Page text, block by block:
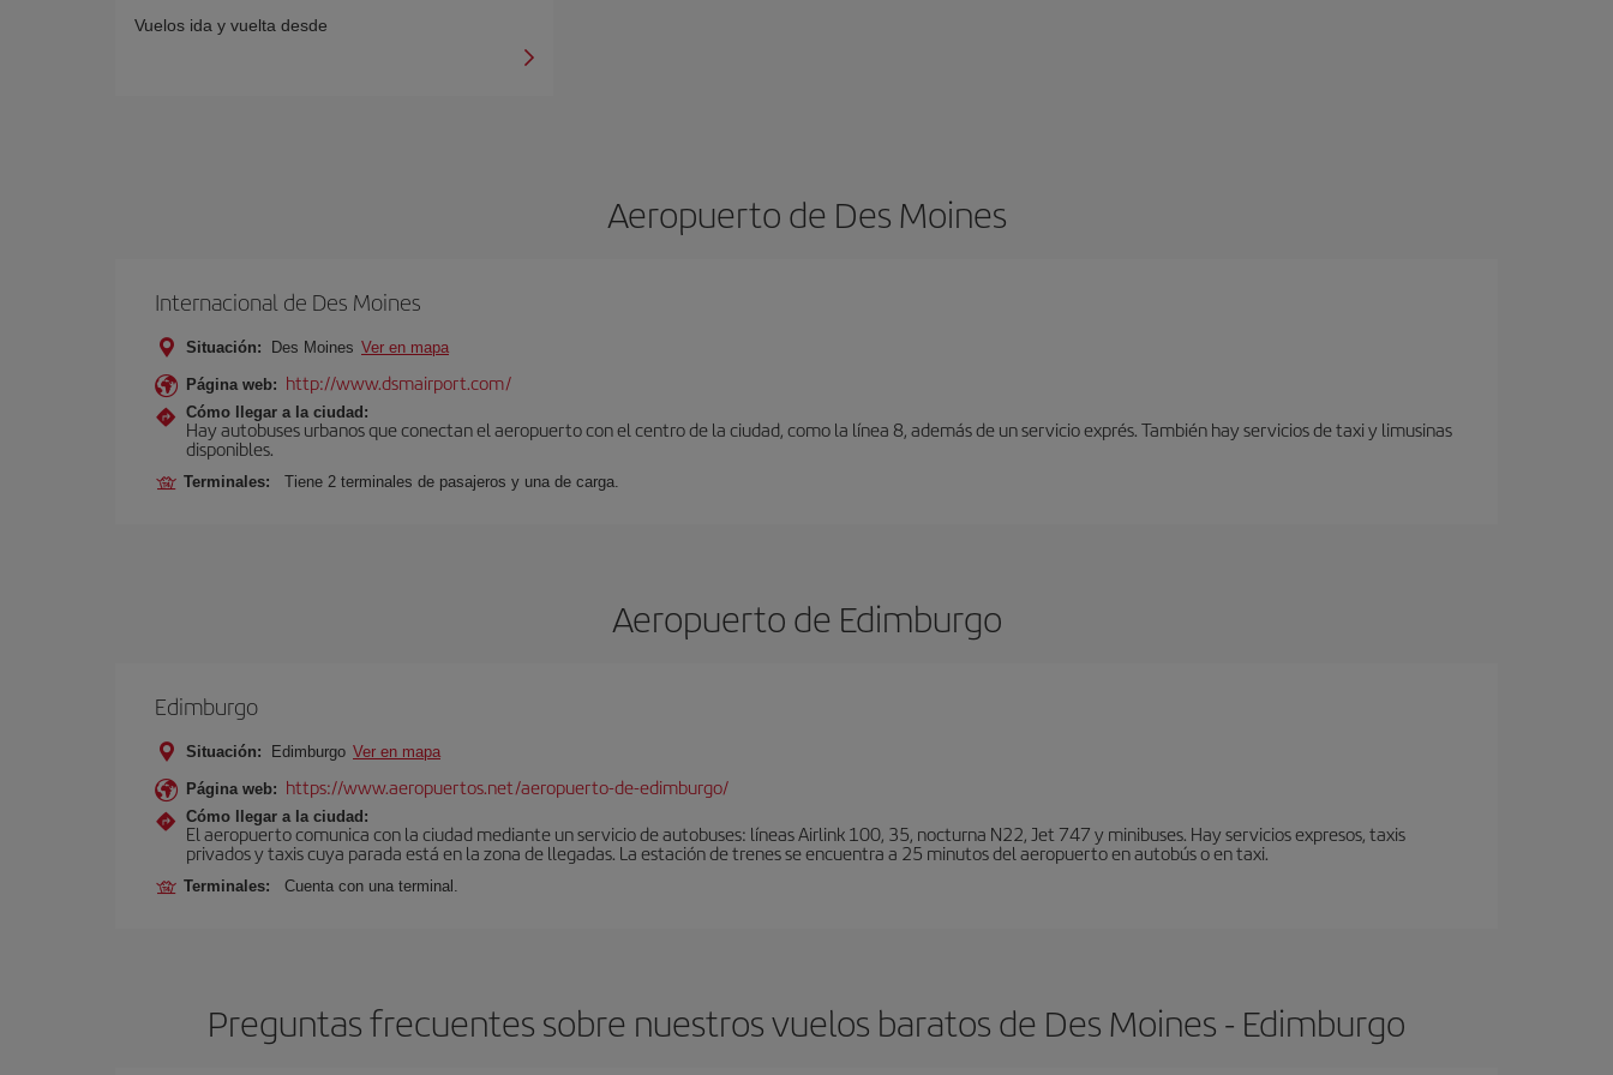
Vuelos ida y vuelta desde
Aeropuerto de Des Moines
Internacional de Des Moines
Situación: Des Moines Ver en mapa
Página web: http://www.dsmairport.com/
Cómo llegar a la ciudad:
Hay autobuses urbanos que conectan el aeropuerto con el centro de la ciudad, como la línea 8, además de un servicio exprés. También hay servicios de taxi y limusinas
disponibles.
Terminales: Tiene 2 terminales de pasajeros y una de carga.
Aeropuerto de Edimburgo
Edimburgo
Situación: Edimburgo Ver en mapa
Página web: https://www.aeropuertos.net/aeropuerto-de-edimburgo/
Cómo llegar a la ciudad:
El aeropuerto comunica con la ciudad mediante un servicio de autobuses: líneas Airlink 100, 35, nocturna N22, Jet 747 y minibuses. Hay servicios expresos, taxis
privados y taxis cuya parada está en la zona de llegadas. La estación de trenes se encuentra a 25 minutos del aeropuerto en autobús o en taxi.
Terminales: Cuenta con una terminal.
Preguntas frecuentes sobre nuestros vuelos baratos de Des Moines - Edimburgo